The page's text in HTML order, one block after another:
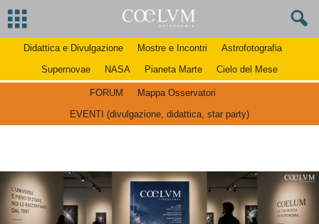
Didattica e Divulgazione Mostre e Incontri
Astrofotografia
Supernovae
NASA Pianeta Marte Cielo del Mese
FORUM
Mappa Osservatori
EVENTI (divulgazione, didattica, star party)